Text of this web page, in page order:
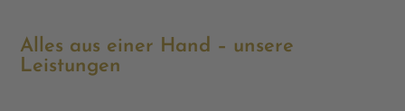
Alles aus einer Hand – unsere
Leistungen